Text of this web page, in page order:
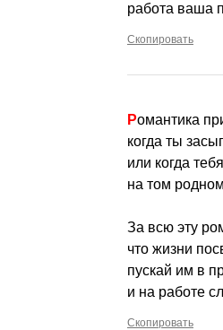
работа ваша
Скопировать
Романтика
когда ты
или когда
на том
За всю эту
что жизни
пускай им в
и на работе
Скопировать